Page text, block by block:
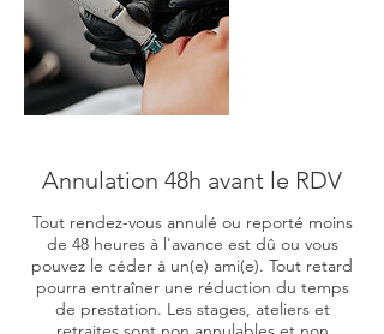
Annulation 48h avant le RDV
Tout rendez-vous annulé ou reporté moins
de 48 heures à l'avance est dû ou vous
pouvez le céder à un(e) ami(e). Tout retard
pourra entraîner une réduction du temps
de prestation. Les stages, ateliers et